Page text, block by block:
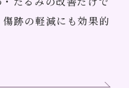
跡の軽減にも効果的